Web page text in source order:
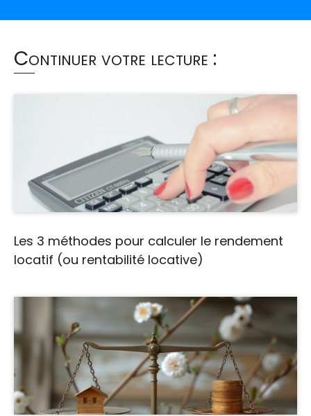
Continuer votre lecture :
Les 3 méthodes pour calculer le rendement
locatif (ou rentabilité locative)